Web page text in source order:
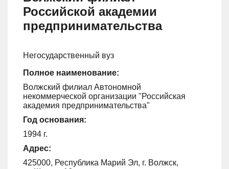
Российской академии
предпринимательства
Негосударственный вуз
Полное наименование:
Волжский филиал Автономной
некоммерческой организации "Российская
академия предпринимательства"
Год основания:
1994 г.
Адрес:
425000, Республика Марий Эл, г. Волжск,